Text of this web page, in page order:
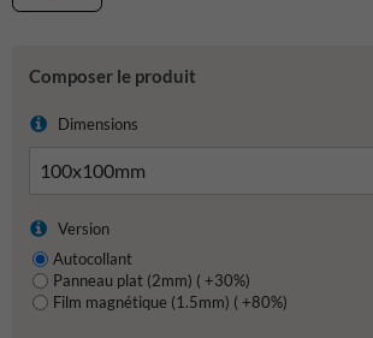
Composer le produit
Dimensions
Version
Autocollant
Panneau plat (2mm) ( +30%)
Film magnétique (1.5mm) ( +80%)